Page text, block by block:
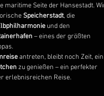
maritime Seite der Hansestadt.
Speicherstadt, die
und den
– eines der größten
antreten, bleibt noch Zeit, ein
zu genießen – ein perfekter
erlebnisreichen Reise.